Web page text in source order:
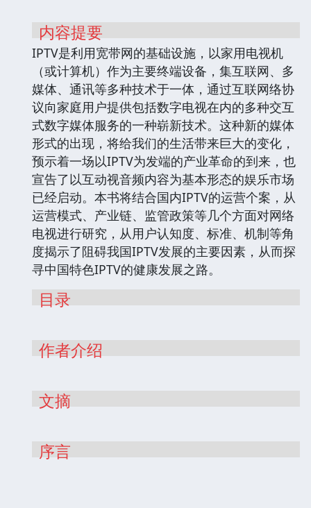
内容提要
IPTV是利用宽带网的基础设施，以家用电视机
（或计算机）作为主要终端设备，集互联网、多
媒体、通讯等多种技术于一体，通过互联网络协
议向家庭用户提供包括数字电视在内的多种交互
式数字媒体服务的一种崭新技术。这种新的媒体
形式的出现，将给我们的生活带来巨大的变化，
预示着一场以IPTV为发端的产业革命的到来，也
宣告了以互动视音频内容为基本形态的娱乐市场
已经启动。本书将结合国内IPTV的运营个案，从
运营模式、产业链、监管政策等几个方面对网络
电视进行研究，从用户认知度、标准、机制等角
度揭示了阻碍我国IPTV发展的主要因素，从而探
寻中国特色IPTV的健康发展之路。
目录
作者介绍
文摘
序言